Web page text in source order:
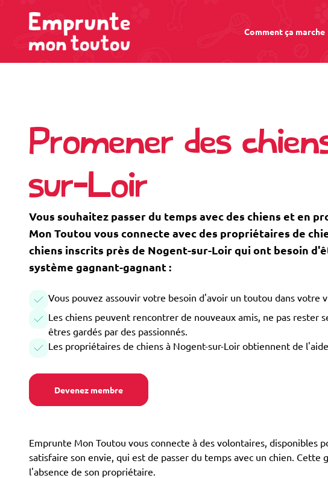
Comment ça marche
Promener des
sur-Loir
Vous souhaitez passer du temps avec des chiens et en
Mon Toutou vous connecte avec des propriétaires de
chiens inscrits près de Nogent-sur-Loir qui ont besoin
système gagnant-gagnant :
Vous pouvez assouvir votre besoin d'avoir un toutou dans votre
Les chiens peuvent rencontrer de nouveaux amis, ne pas rester
êtres gardés par des passionnés.
Les propriétaires de chiens à Nogent-sur-Loir obtiennent de
Devenez membre
Emprunte Mon Toutou vous connecte à des volontaires, disponibles
satisfaire son envie, qui est de passer du temps avec un chien.
l'absence de son propriétaire.